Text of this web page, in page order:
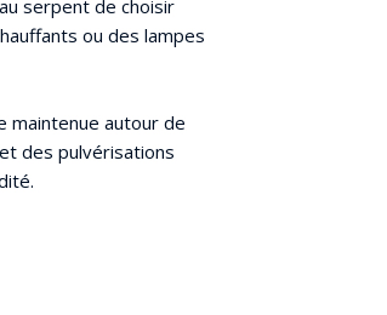
serpent de choisir
ou des lampes
maintenue autour de
des pulvérisations